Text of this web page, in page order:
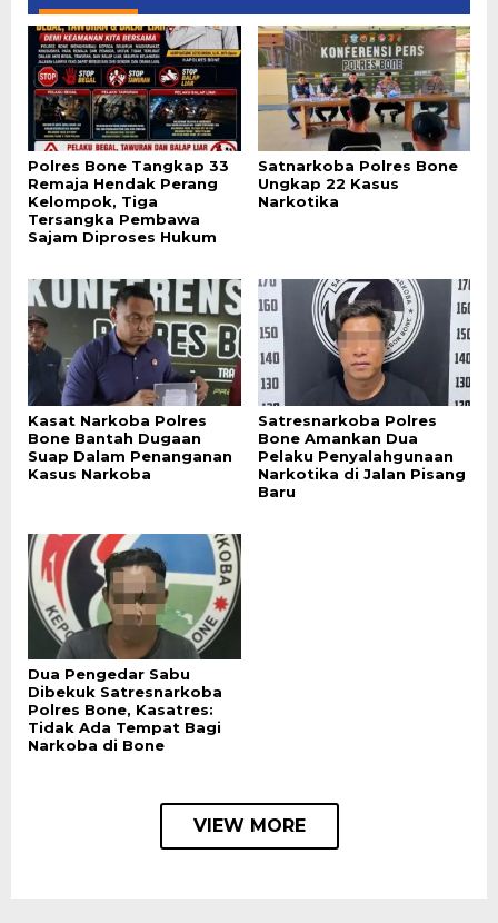
Polres Bone Tangkap 33
Remaja Hendak Perang
Kelompok, Tiga
Tersangka Pembawa
Sajam Diproses Hukum
Satnarkoba Polres Bone
Ungkap 22 Kasus
Narkotika
Kasat Narkoba Polres
Bone Bantah Dugaan
Suap Dalam Penanganan
Kasus Narkoba
Satresnarkoba Polres
Bone Amankan Dua
Pelaku Penyalahgunaan
Narkotika di Jalan Pisang
Baru
Dua Pengedar Sabu
Dibekuk Satresnarkoba
Polres Bone, Kasatres:
Tidak Ada Tempat Bagi
Narkoba di Bone
VIEW MORE